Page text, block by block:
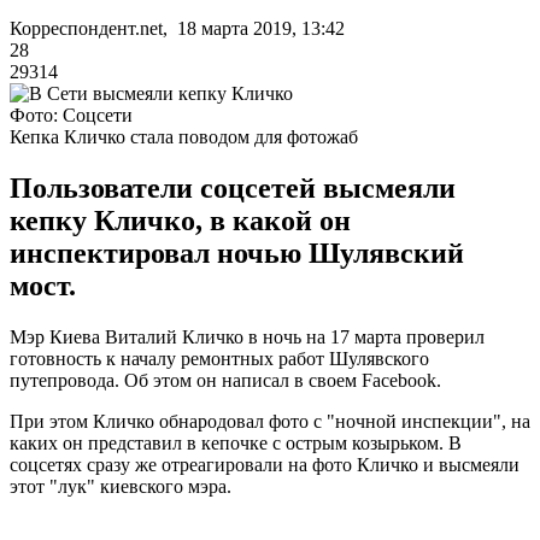
Корреспондент.net, 18 марта 2019, 13:42
28
29314
Фото: Соцсети
Кепка Кличко стала поводом для фотожаб
Пользователи соцсетей высмеяли
кепку Кличко, в какой он
инспектировал ночью Шулявский
мост.
Мэр Киева Виталий Кличко в ночь на 17 марта проверил
готовность к началу ремонтных работ Шулявского
путепровода. Об этом он написал в своем Facebook.
При этом Кличко обнародовал фото с "ночной инспекции", на
каких он представил в кепочке с острым козырьком. В
соцсетях сразу же отреагировали на фото Кличко и высмеяли
этот "лук" киевского мэра.